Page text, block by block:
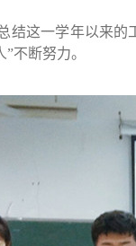
结这一学年以来的
”不断努力。